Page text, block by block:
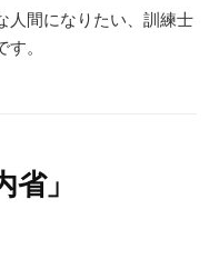
人間になりたい、訓練士
。
」